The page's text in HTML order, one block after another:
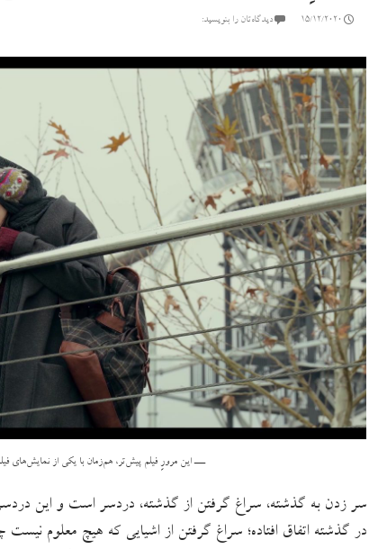
15/12/2020 دیدگاه‌تان را بنویسید:
ـــ این مرورِ فیلم پیش‌تر، هم‌زمان با یکی از نمایش‌های
سر زدن به گذشته، سراغ گرفتن از گذشته، دردسر است و این
در گذشته اتفاق افتاده؛ سراغ گرفتن از اشیایی که هیچ معلوم